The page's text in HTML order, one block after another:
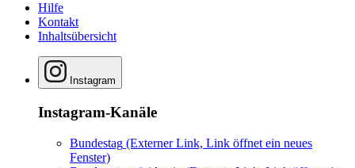
Hilfe
Kontakt
Inhaltsübersicht
Instagram
Instagram-Kanäle
Bundestag (Externer Link, Link öffnet ein neues
Fenster)